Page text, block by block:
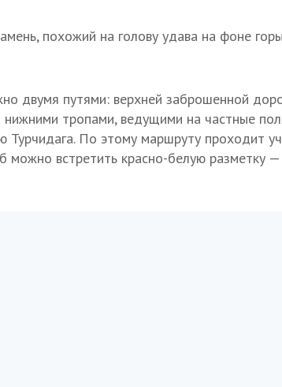
похожий на голову удава на фоне
двумя путями: верхней заброшенной
тропами, ведущими на частные
Турчидага. По этому маршруту проходит
можно встретить красно-белую разметку